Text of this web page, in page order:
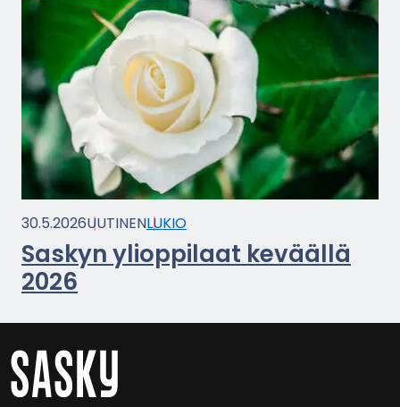
30.5.2026UU­TI­NENLUKIO
Sas­kyn yli­op­pi­laat ke­vääl­lä
2026